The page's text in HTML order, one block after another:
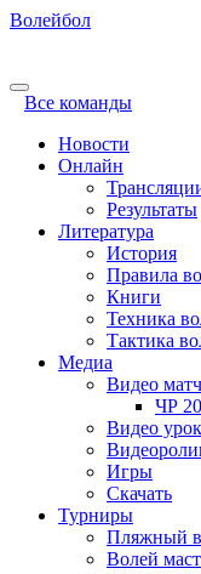
Волейбол
Все команды
Новости
Онлайн
Результаты
Литература
История
Правила
Книги
Техника
Тактика
Медиа
Видео
ЧР
Видео
Игры
Скачать
Турниры
Пляжный
Волей